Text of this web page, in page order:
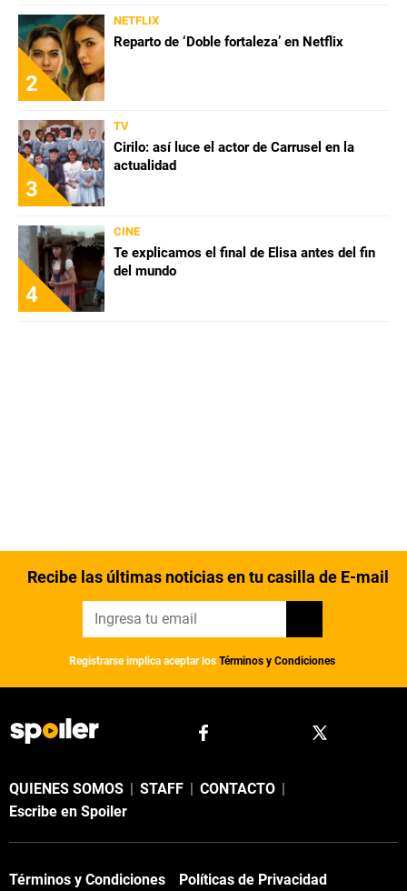
2
NETFLIX
Reparto de ‘Doble fortaleza’ en Netflix
3
TV
Cirilo: así luce el actor de Carrusel en la
actualidad
4
CINE
Te explicamos el final de Elisa antes del fin
del mundo
Recibe las últimas noticias en tu casilla de E-mail
Registrarse implica aceptar los Términos y Condiciones
QUIENES SOMOS | STAFF | CONTACTO |
Escribe en Spoiler
Términos y Condiciones Políticas de Privacidad